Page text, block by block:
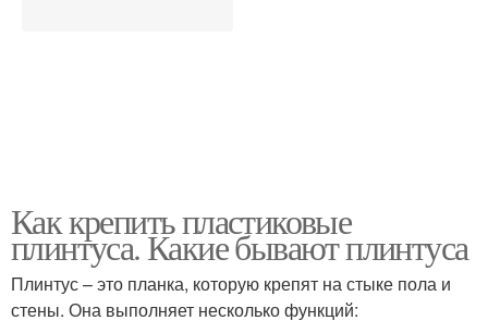
Как крепить пластиковые
плинтуса. Какие бывают плинтуса
Плинтус – это планка, которую крепят на стыке пола и
стены. Она выполняет несколько функций: